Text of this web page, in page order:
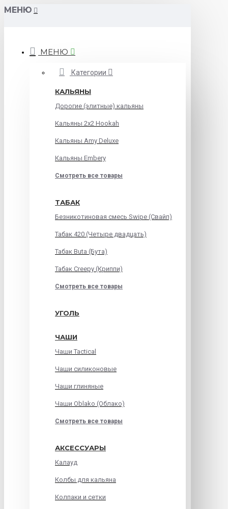
МЕНЮ
МЕНЮ
Категории
КАЛЬЯНЫ
Дорогие (элитные) кальяны
Кальяны 2х2 Hookah
Кальяны Amy Deluxe
Кальяны Embery
Смотреть все товары
ТАБАК
Безникотиновая смесь Swipe (Свайп)
Табак 420 (Четыре двадцать)
Табак Buta (Бута)
Табак Creepy (Криппи)
Смотреть все товары
УГОЛЬ
ЧАШИ
Чаши Tactical
Чаши силиконовые
Чаши глиняные
Чаши Oblako (Облако)
Смотреть все товары
АКСЕССУАРЫ
Калауд
Колбы для кальяна
Колпаки и сетки